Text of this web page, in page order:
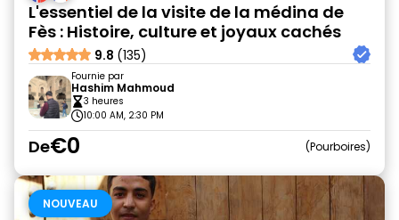
L'essentiel de la visite de la médina de
Fès : Histoire, culture et joyaux cachés
9.8 (135)
Fournie par
Hashim Mahmoud
3 heures
10:00 AM, 2:30 PM
De€0 Pourboires
NOUVEAU